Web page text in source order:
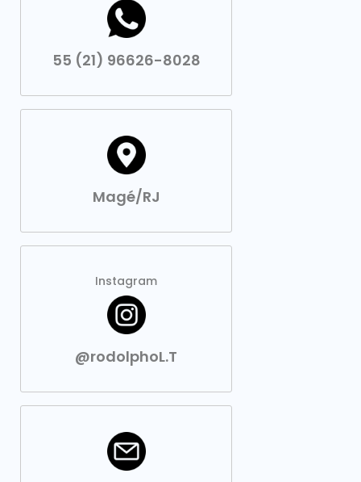
55 (21) 96626-8028
Magé/RJ
Instagram
@rodolphoL.T